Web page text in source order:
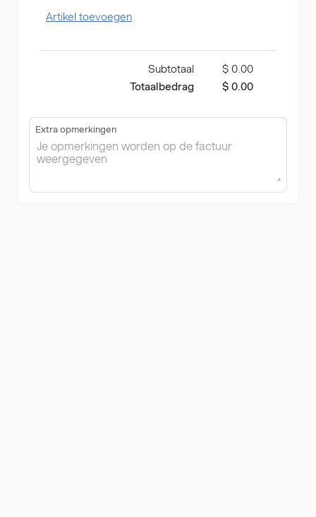
Artikel toevoegen
Subtotaal
$ 0.00
Totaalbedrag
$ 0.00
Extra opmerkingen